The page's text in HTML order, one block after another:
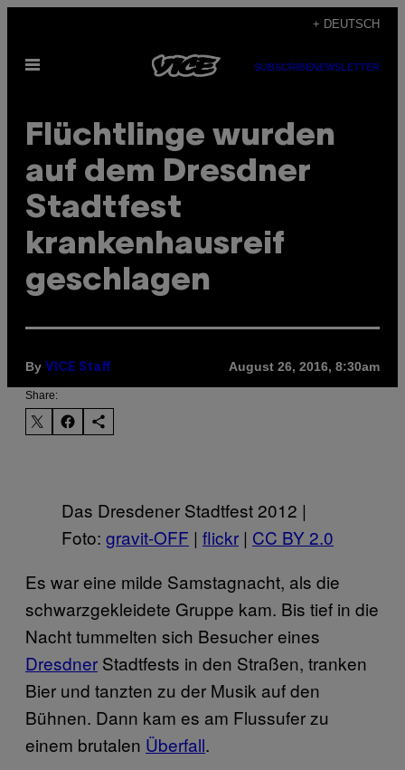
content
+ DEUTSCH
Open
SUBSCRIBENEWSLETTER
Flüchtlinge wurden
auf dem Dresdner
Stadtfest
krankenhausreif
geschlagen
By VICE Staff August 26, 2016, 8:30am
Share:
Das Dresdener Stadtfest 2012 |
Foto: gravit-OFF | flickr | CC BY 2.0
Es war eine milde Samstagnacht, als die
schwarzgekleidete Gruppe kam. Bis tief in die
Nacht tummelten sich Besucher eines
Dresdner Stadtfests in den Straßen, tranken
Bier und tanzten zu der Musik auf den
Bühnen. Dann kam es am Flussufer zu
einem brutalen Überfall.